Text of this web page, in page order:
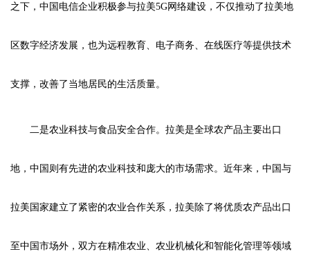
之下，中国电信企业积极参与拉美5G网络建设，不仅推动了拉美地
区数字经济发展，也为远程教育、电子商务、在线医疗等提供技术
支撑，改善了当地居民的生活质量。
二是农业科技与食品安全合作。拉美是全球农产品主要出口
地，中国则有先进的农业科技和庞大的市场需求。近年来，中国与
拉美国家建立了紧密的农业合作关系，拉美除了将优质农产品出口
至中国市场外，双方在精准农业、农业机械化和智能化管理等领域